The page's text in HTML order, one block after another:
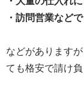
・訪問営業など
などがあります
ても格安で請け